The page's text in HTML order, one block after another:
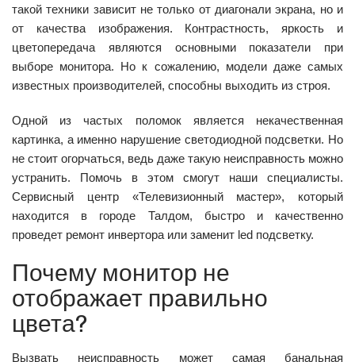
такой техники зависит не только от диагонали экрана, но и
от качества изображения. Контрастность, яркость и
цветопередача являются основными показатели при
выборе монитора. Но к сожалению, модели даже самых
известных производителей, способны выходить из строя.
Одной из частых поломок является некачественная
картинка, а именно нарушение светодиодной подсветки. Но
не стоит огорчаться, ведь даже такую неисправность можно
устранить. Помочь в этом смогут наши специалисты.
Сервисный центр «Телевизионный мастер», который
находится в городе Талдом, быстро и качественно
проведет ремонт инвертора или заменит led подсветку.
Почему монитор не
отображает правильно
цвета?
Вызвать неисправность может самая банальная